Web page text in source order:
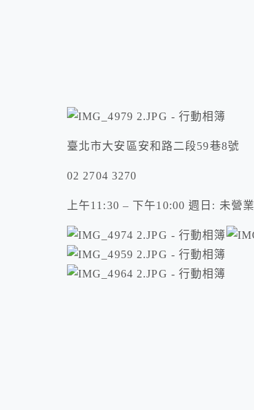
臺北市大安區安和路二段59巷8號
02 2704 3270
上午11:30 – 下午10:00 週日: 未營業